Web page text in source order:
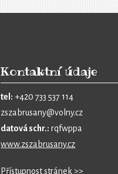
Kontaktní údaje
tel: +420 733 537 114
zszabrusany@volny.cz
datová schr.: rqfwppa
www.zszabrusany.cz
Přístupnost stránek >>